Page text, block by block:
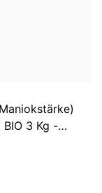
BIO 3 Kg -